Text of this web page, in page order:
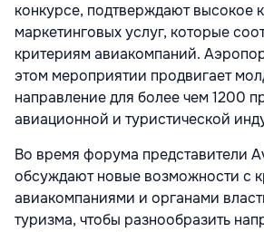
конкурсе, подтверждают высокое
маркетинговых услуг, которые
критериям авиакомпаний.
этом мероприятии продвигает
направление для более чем 1200
авиационной и туристической
Во время форума представители
обсуждают новые возможности с
авиакомпаниями и органами
туризма, чтобы разнообразить